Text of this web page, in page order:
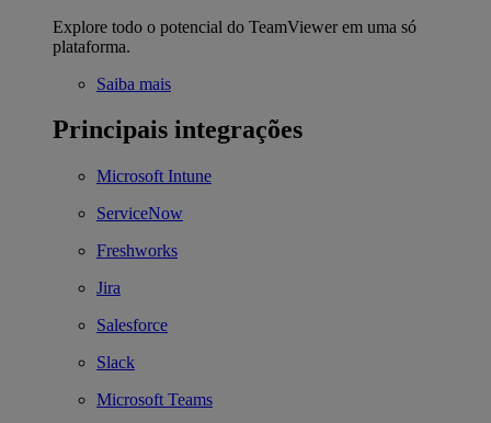
Explore todo o potencial do TeamViewer em uma só
plataforma.
Saiba mais
Principais integrações
Microsoft Intune
ServiceNow
Freshworks
Jira
Salesforce
Slack
Microsoft Teams